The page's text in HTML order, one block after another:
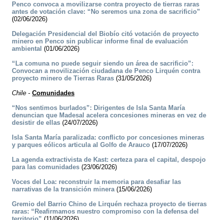
Penco convoca a movilizarse contra proyecto de tierras raras
antes de votación clave: “No seremos una zona de sacrificio”
(02/06/2026)
Delegación Presidencial del Biobío citó votación de proyecto
minero en Penco sin publicar informe final de evaluación
ambiental (01/06/2026)
“La comuna no puede seguir siendo un área de sacrificio”:
Convocan a movilización ciudadana de Penco Lirquén contra
proyecto minero de Tierras Raras (31/05/2026)
Chile - Comunidades
“Nos sentimos burlados”: Dirigentes de Isla Santa María
denuncian que Madesal acelera concesiones mineras en vez de
desistir de ellas (24/07/2026)
Isla Santa María paralizada: conflicto por concesiones mineras
y parques eólicos articula al Golfo de Arauco (17/07/2026)
La agenda extractivista de Kast: certeza para el capital, despojo
para las comunidades (23/06/2026)
Voces del Loa: reconstruir la memoria para desafiar las
narrativas de la transición minera(15/06/2026)
Gremio del Barrio Chino de Lirquén rechaza proyecto de tierras
raras: “Reafirmamos nuestro compromiso con la defensa del